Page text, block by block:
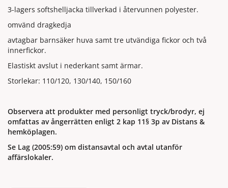
3-lagers softshelljacka tillverkad i återvunnen polyester.
omvänd dragkedja
avtagbar barnsäker huva samt tre utvändiga fickor och två
innerfickor.
Elastiskt avslut i nederkant samt ärmar.
Storlekar: 110/120, 130/140, 150/160
Observera att produkter med personligt tryck/brodyr, ej
omfattas av ångerrätten enligt 2 kap 11§ 3p av Distans &
hemköplagen.
Se Lag (2005:59) om distansavtal och avtal utanför
affärslokaler.